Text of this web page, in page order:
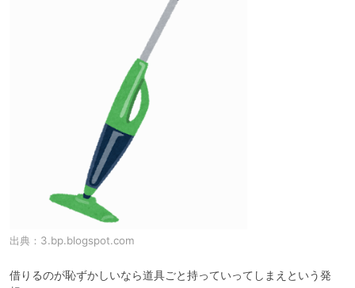
出典： 3.bp.blogspot.com
借りるのが恥ずかしいなら道具ごと持っていってしまえという発